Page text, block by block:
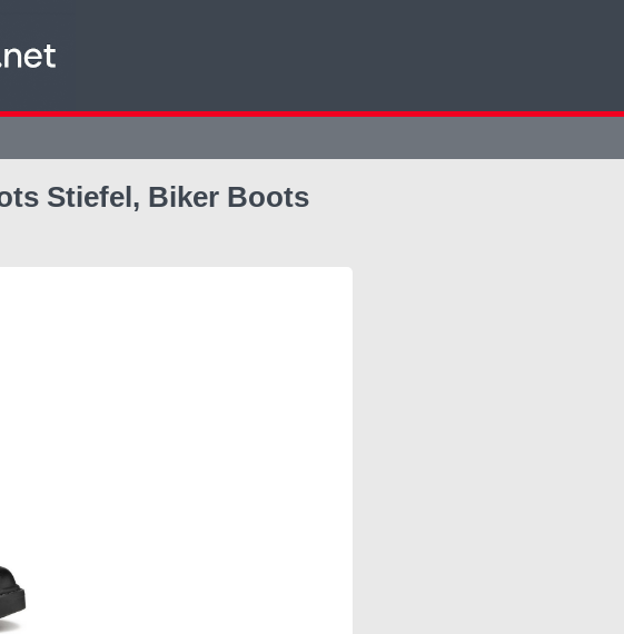
Stiefel, Biker Boots